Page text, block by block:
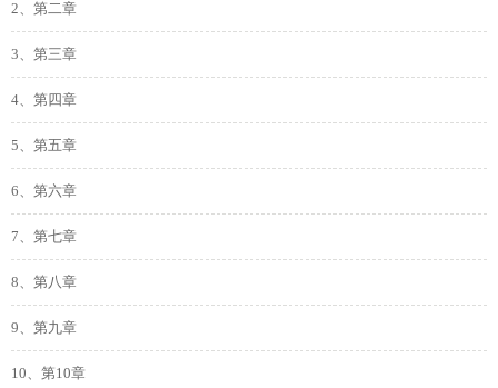
2、第二章
3、第三章
4、第四章
5、第五章
6、第六章
7、第七章
8、第八章
9、第九章
10、第10章